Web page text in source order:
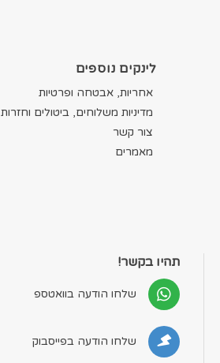
לינקים נוספים
אחריות, אבטחה ופרטיות
מדיניות משלוחים, ביטולים וחזרות
צור קשר
מאמרים
תהיו בקשר!
שלחו הודעה בוואטספ
שלחו הודעה בפייסבוק